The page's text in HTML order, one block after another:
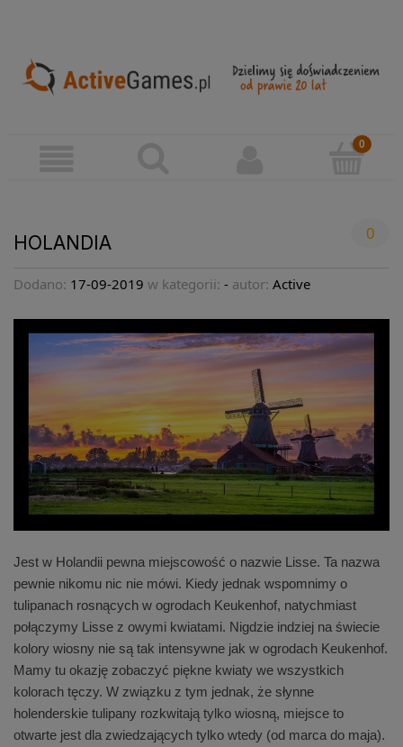
HOLANDIA 0
Dodano: 17-09-2019 w kategorii: - autor: Active
Jest w Holandii pewna miejscowość o nazwie Lisse. Ta nazwa
pewnie nikomu nic nie mówi. Kiedy jednak wspomnimy o
tulipanach rosnących w ogrodach Keukenhof, natychmiast
połączymy Lisse z owymi kwiatami. Nigdzie indziej na świecie
kolory wiosny nie są tak intensywne jak w ogrodach Keukenhof.
Mamy tu okazję zobaczyć piękne kwiaty we wszystkich
kolorach tęczy. W związku z tym jednak, że słynne
holenderskie tulipany rozkwitają tylko wiosną, miejsce to
otwarte jest dla zwiedzających tylko wtedy (od marca do maja).